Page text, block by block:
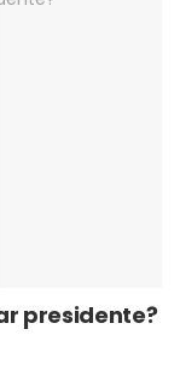
presidente?